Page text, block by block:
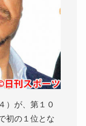
）が、第１０
初の１位とな